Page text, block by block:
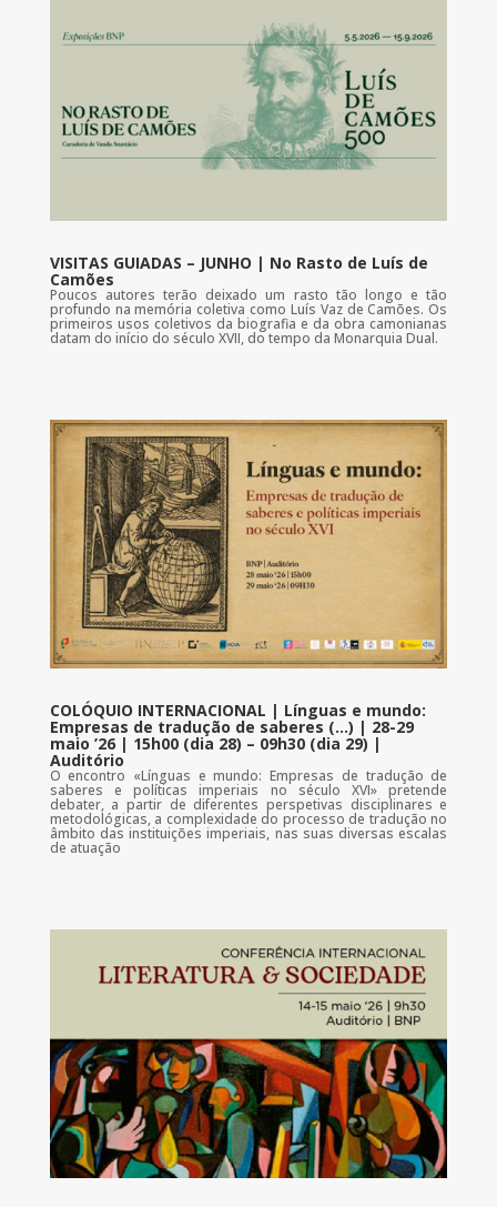
VISITAS GUIADAS – JUNHO | No Rasto de Luís de
Camões
Poucos autores terão deixado um rasto tão longo e tão
profundo na memória coletiva como Luís Vaz de Camões. Os
primeiros usos coletivos da biografia e da obra camonianas
datam do início do século XVII, do tempo da Monarquia Dual.
COLÓQUIO INTERNACIONAL | Línguas e mundo:
Empresas de tradução de saberes (…) | 28-29
maio ’26 | 15h00 (dia 28) – 09h30 (dia 29) |
Auditório
O encontro «Línguas e mundo: Empresas de tradução de
saberes e políticas imperiais no século XVI» pretende
debater, a partir de diferentes perspetivas disciplinares e
metodológicas, a complexidade do processo de tradução no
âmbito das instituições imperiais, nas suas diversas escalas
de atuação